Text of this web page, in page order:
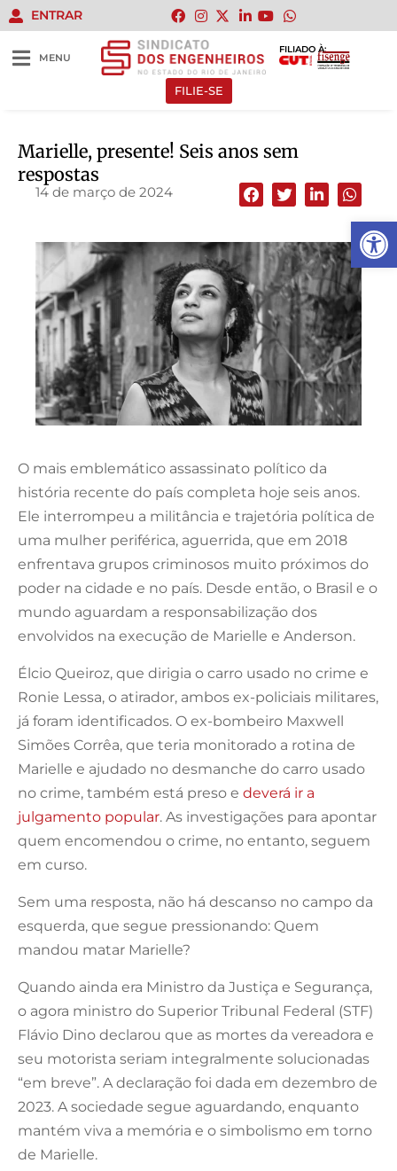
Abrir
ENTRAR
MENU
FILIADO À:
FILIE-SE
Marielle, presente! Seis anos sem
respostas
14 de março de 2024
O mais emblemático assassinato político da
história recente do país completa hoje seis anos.
Ele interrompeu a militância e trajetória política de
uma mulher periférica, aguerrida, que em 2018
enfrentava grupos criminosos muito próximos do
poder na cidade e no país. Desde então, o Brasil e o
mundo aguardam a responsabilização dos
envolvidos na execução de Marielle e Anderson.
Élcio Queiroz, que dirigia o carro usado no crime e
Ronie Lessa, o atirador, ambos ex-policiais militares,
já foram identificados. O ex-bombeiro Maxwell
Simões Corrêa, que teria monitorado a rotina de
Marielle e ajudado no desmanche do carro usado
no crime, também está preso e deverá ir a
julgamento popular. As investigações para apontar
quem encomendou o crime, no entanto, seguem
em curso.
Sem uma resposta, não há descanso no campo da
esquerda, que segue pressionando: Quem
mandou matar Marielle?
Quando ainda era Ministro da Justiça e Segurança,
o agora ministro do Superior Tribunal Federal (STF)
Flávio Dino declarou que as mortes da vereadora e
seu motorista seriam integralmente solucionadas
“em breve”. A declaração foi dada em dezembro de
2023. A sociedade segue aguardando, enquanto
mantém viva a memória e o simbolismo em torno
de Marielle.